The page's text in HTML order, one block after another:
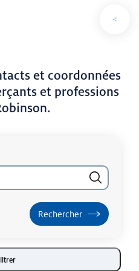
et coordonnées
et professions